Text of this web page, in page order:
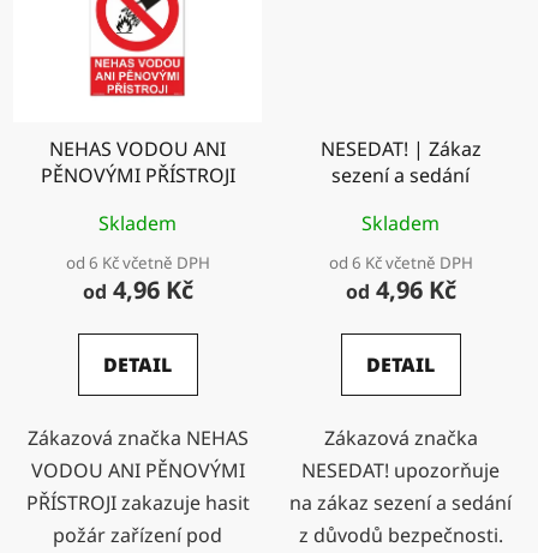
NEHAS VODOU ANI
PĚNOVÝMI PŘÍSTROJI
Skladem
od 6 Kč včetně DPH
od 4,96 Kč
DETAIL
Zákazová značka NEHAS
VODOU ANI PĚNOVÝMI
PŘÍSTROJI zakazuje hasit
požár zařízení pod
NESEDAT! | Zákaz
sezení a sedání
Skladem
od 6 Kč včetně DPH
od 4,96 Kč
DETAIL
Zákazová značka
NESEDAT! upozorňuje
na zákaz sezení a sedání
z důvodů bezpečnosti.